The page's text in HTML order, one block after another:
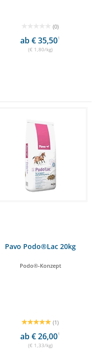
(0)
ab € 35,501
(€ 1,80/kg)
Pavo Podo®Lac 20kg
Podo®-Konzept
(1)
ab € 26,001
(€ 1,33/kg)